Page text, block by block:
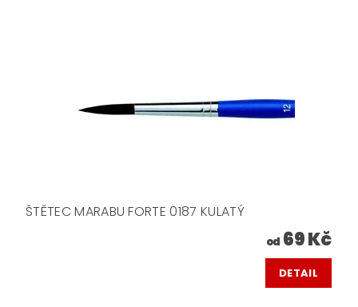
ŠTĚTEC MARABU FORTE 0187 KULATÝ
od 69 Kč
DETAIL